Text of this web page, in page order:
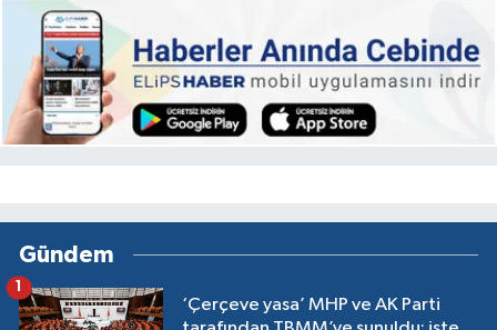
Gündem
‘Çerçeve yasa’ MHP ve AK Parti